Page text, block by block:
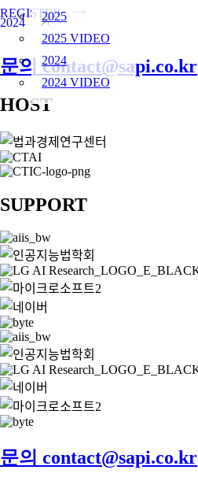
2025
2025 VIDEO
2024
2024 VIDEO
REGISTER
2024
문의 contact@sapi.co.kr
HOST
SUPPORT
문의 contact@sapi.co.kr